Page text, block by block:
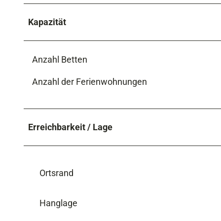
Kapazität
Anzahl Betten
Anzahl der Ferienwohnungen
Erreichbarkeit / Lage
Ortsrand
Hanglage